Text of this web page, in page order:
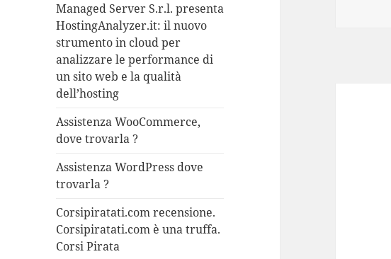
Managed Server S.r.l. presenta
HostingAnalyzer.it: il nuovo
strumento in cloud per
analizzare le performance di
un sito web e la qualità
dell’hosting
Assistenza WooCommerce,
dove trovarla ?
Assistenza WordPress dove
trovarla ?
Corsipiratati.com recensione.
Corsipiratati.com è una truffa.
Corsi Pirata